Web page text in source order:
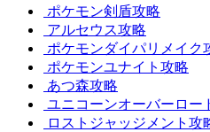
ポケモン剣盾攻略
アルセウス攻略
ポケモンダイパリメイク
ポケモンユナイト攻略
あつ森攻略
ユニコーンオーバーロー
ロストジャッジメント攻